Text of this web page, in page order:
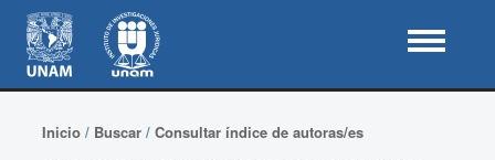
Inicio/ Buscar/ Consultar índice de autoras/es